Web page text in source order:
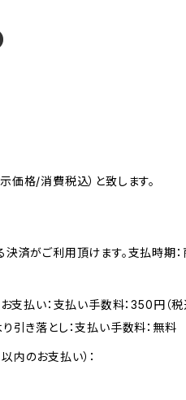
価格/消費税込）と致します。
決済がご利用頂けます。支払時期
支払い：支払い手数料：350円（税
引き落とし：支払い手数料：無料
内のお支払い）：